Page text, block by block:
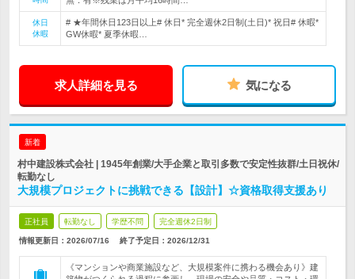
休日
休暇
# ★年間休日123日以上# 休日* 完全週休2日制(土日)* 祝日# 休暇*
GW休暇* 夏季休暇…
求人詳細を見る 気になる
新着
村中建設株式会社 | 1945年創業/大手企業と取引多数で安定性抜群/土日祝休/
転勤なし
大規模プロジェクトに挑戦できる【設計】☆資格取得支援あり
正社員 転勤なし 学歴不問 完全週休2日制
情報更新日：2026/07/16 終了予定日： 2026/12/31
《マンションや商業施設など、大規模案件に携わる機会あり》建